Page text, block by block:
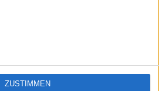
ZUSTIMMEN